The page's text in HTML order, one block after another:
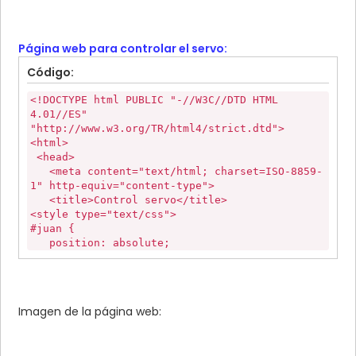
Página web para controlar el servo:
Código:
<!DOCTYPE html PUBLIC "-//W3C//DTD HTML
4.01//ES"
"http://www.w3.org/TR/html4/strict.dtd">
<html>
<head>
<meta content="text/html; charset=ISO-8859-
1" http-equiv="content-type">
<title>Control servo</title>
<style type="text/css">
#juan {
position: absolute;
left: 50%;
}
Imagen de la página web: